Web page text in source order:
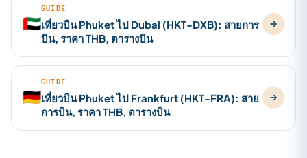
🇦🇪
GUIDE
เที่ยวบิน Phuket ไป Dubai (HKT-DXB): สายการ
บิน, ราคา THB, ตารางบิน
🇩🇪
GUIDE
เที่ยวบิน Phuket ไป Frankfurt (HKT-FRA): สาย
การบิน, ราคา THB, ตารางบิน